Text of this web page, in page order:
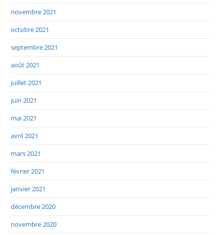
novembre 2021
octobre 2021
septembre 2021
août 2021
juillet 2021
juin 2021
mai 2021
avril 2021
mars 2021
février 2021
janvier 2021
décembre 2020
novembre 2020